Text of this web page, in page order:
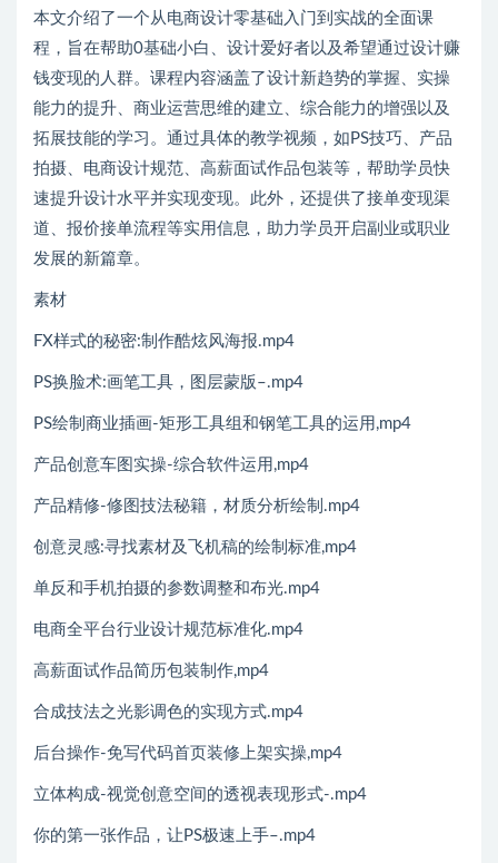
本文介绍了一个从电商设计零基础入门到实战的全面课
程，旨在帮助0基础小白、设计爱好者以及希望通过设计赚
钱变现的人群。课程内容涵盖了设计新趋势的掌握、实操
能力的提升、商业运营思维的建立、综合能力的增强以及
拓展技能的学习。通过具体的教学视频，如PS技巧、产品
拍摄、电商设计规范、高薪面试作品包装等，帮助学员快
速提升设计水平并实现变现。此外，还提供了接单变现渠
道、报价接单流程等实用信息，助力学员开启副业或职业
发展的新篇章。
素材
FX样式的秘密:制作酷炫风海报.mp4
PS换脸术:画笔工具，图层蒙版–.mp4
PS绘制商业插画-矩形工具组和钢笔工具的运用,mp4
产品创意车图实操-综合软件运用,mp4
产品精修-修图技法秘籍，材质分析绘制.mp4
创意灵感:寻找素材及飞机稿的绘制标准,mp4
单反和手机拍摄的参数调整和布光.mp4
电商全平台行业设计规范标准化.mp4
高薪面试作品简历包装制作,mp4
合成技法之光影调色的实现方式.mp4
后台操作-免写代码首页装修上架实操,mp4
立体构成-视觉创意空间的透视表现形式-.mp4
你的第一张作品，让PS极速上手–.mp4